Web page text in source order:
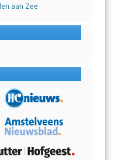
aan Zee